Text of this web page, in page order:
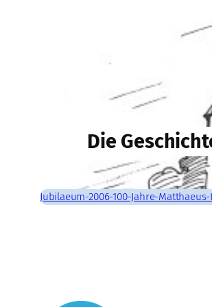
Die
Jubilaeum-2006-100-Jahre-